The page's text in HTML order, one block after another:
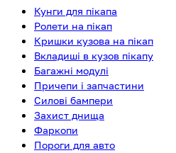
Кунги для пікапа
Ролети на пікап
Кришки кузова на пікап
Вкладиші в кузов пікапу
Багажні модулі
Причепи і запчастини
Силові бампери
Захист днища
Фаркопи
Пороги для авто